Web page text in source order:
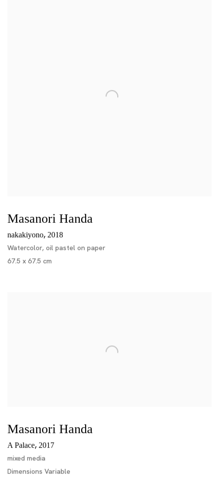
Masanori Handa
nakakiyono, 2018
Watercolor, oil pastel on paper
67.5 x 67.5 cm
Masanori Handa
A Palace, 2017
mixed media
Dimensions Variable